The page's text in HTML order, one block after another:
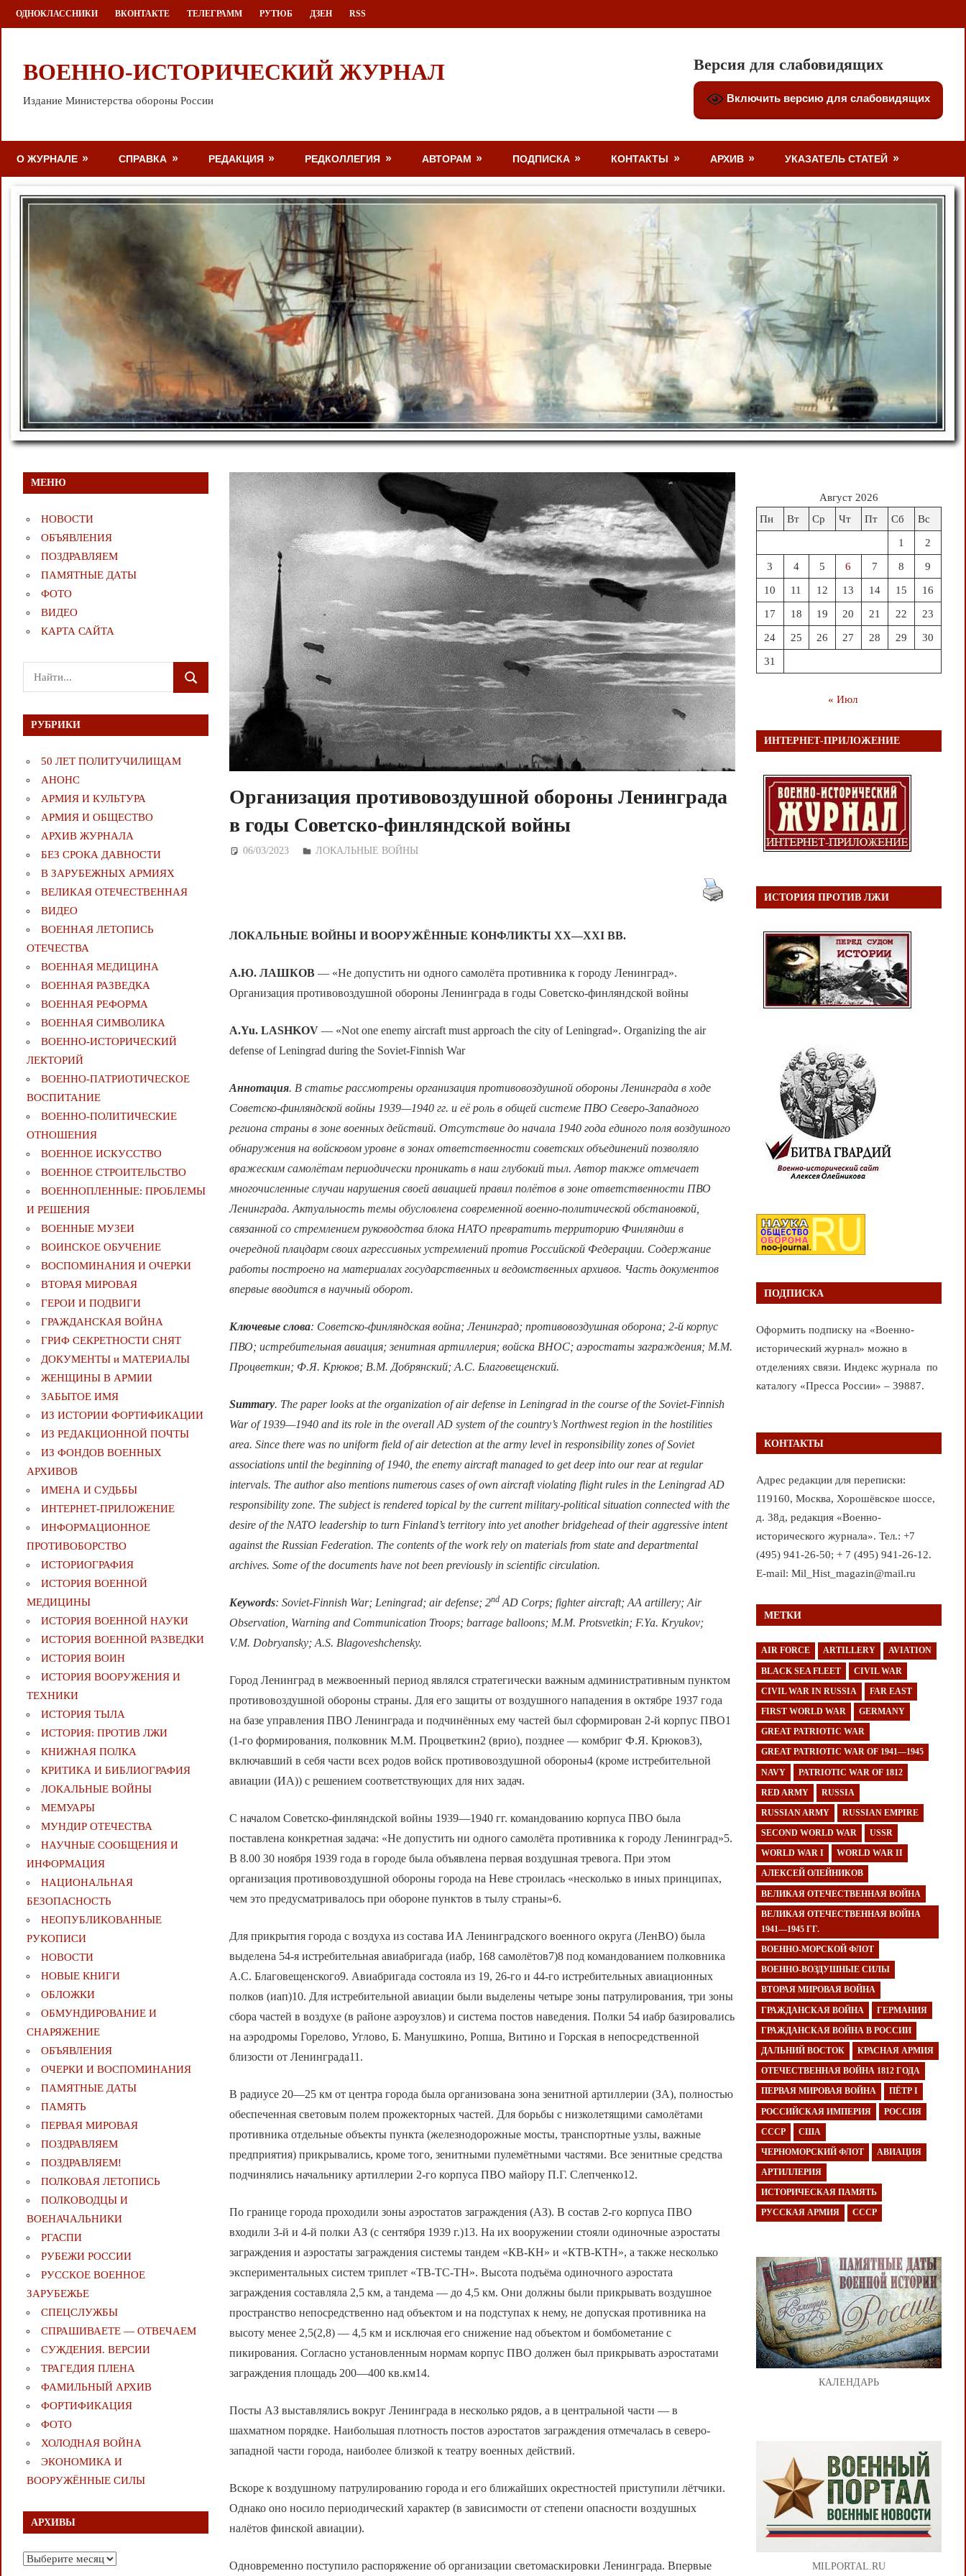
Перейти
к
ОДНОКЛАССНИКИ ВКОНТАКТЕ ТЕЛЕГРАММ РУТЮБ ДЗЕН RSS
ВОЕННО-ИСТОРИЧЕСКИЙ ЖУРНАЛ
Издание Министерства обороны России
Версия для слабовидящих
Включить версию для слабовидящих
О ЖУРНАЛЕ СПРАВКА РЕДАКЦИЯ РЕДКОЛЛЕГИЯ АВТОРАМ ПОДПИСКА КОНТАКТЫ АРХИВ УКАЗАТЕЛЬ СТАТЕЙ
Организация противовоздушной обороны Ленинграда
в годы Советско-финляндской войны
06/03/2023 Дежурный по Редакции
ЛОКАЛЬНЫЕ ВОЙНЫ
ЛОКАЛЬНЫЕ ВОЙНЫ И ВООРУЖЁННЫЕ КОНФЛИКТЫ ХХ—ХХI ВВ.
А.Ю. ЛАШКОВ — «Не допустить ни одного самолёта противника к городу Ленинград».
Организация противовоздушной обороны Ленинграда в годы Советско-финляндской войны
A.Yu. LASHKOV — «Not one enemy aircraft must approach the city of Leningrad». Organizing the air
defense of Leningrad during the Soviet-Finnish War
Аннотация. В статье рассмотрены организация противовоздушной обороны Ленинграда в ходе
Советско-финляндской войны 1939—1940 гг. и её роль в общей системе ПВО Северо-Западного
региона страны в зоне военных действий. Отсутствие до начала 1940 года единого поля воздушного
обнаружения на войсковом уровне в зонах ответственности советских объединений позволяло
вражеским самолётам периодически проникать в наш глубокий тыл. Автор также отмечает
многочисленные случаи нарушения своей авиацией правил полётов в зоне ответственности ПВО
Ленинграда. Актуальность темы обусловлена современной военно-политической обстановкой,
связанной со стремлением руководства блока НАТО превратить территорию Финляндии в
очередной плацдарм своих агрессивных устремлений против Российской Федерации. Содержание
работы построено на материалах государственных и ведомственных архивов. Часть документов
впервые вводится в научный оборот.
Ключевые слова: Советско-финляндская война; Ленинград; противовоздушная оборона; 2-й корпус
ПВО; истребительная авиация; зенитная артиллерия; войска ВНОС; аэростаты заграждения; М.М.
Процветкин; Ф.Я. Крюков; В.М. Добрянский; А.С. Благовещенский.
Summary. The paper looks at the organization of air defense in Leningrad in the course of the Soviet-Finnish
War of 1939—1940 and its role in the overall AD system of the country’s Northwest region in the hostilities
area. Since there was no uniform field of air detection at the army level in responsibility zones of Soviet
associations until the beginning of 1940, the enemy aircraft managed to get deep into our rear at regular
intervals. The author also mentions numerous cases of own aircraft violating flight rules in the Leningrad AD
responsibility zone. The subject is rendered topical by the current military-political situation connected with the
desire of the NATO leadership to turn Finland’s territory into yet another bridgehead of their aggressive intent
against the Russian Federation. The contents of the work rely on materials from state and departmental
archives. Some of the documents have not been previously in scientific circulation.
Keywords: Soviet-Finnish War; Leningrad; air defense; 2nd AD Corps; fighter aircraft; AA artillery; Air
Observation, Warning and Communication Troops; barrage balloons; M.M. Protsvetkin; F.Ya. Kryukov;
V.M. Dobryansky; A.S. Blagoveshchensky.
Город Ленинград в межвоенный период являлся стратегически важным административным пунктом
противовоздушной обороны страны. Для его защиты от воздушного нападения в октябре 1937 года
на базе управления ПВО Ленинграда и подчинённых ему частей был сформирован 2-й корпус ПВО1
(1-го формирования, полковник М.М. Процветкин2 (врио), позднее — комбриг Ф.Я. Крюков3),
включавший в себя части всех родов войск противовоздушной обороны4 (кроме истребительной
авиации (ИА)) с решением соответствующих для них задач.
С началом Советско-финляндской войны 1939—1940 гг. командованию корпуса ПВО была
поставлена конкретная задача: «Не допустить ни одного самолёта противника к городу Ленинград»5.
В 8.00 30 ноября 1939 года в городе была объявлена первая воздушная тревога. При этом
организация противовоздушной обороны города на Неве строилась «несколько в иных принципах,
чем это предусматривалось при обороне пунктов в тылу страны»6.
Для прикрытия города с воздуха из состава ИА Ленинградского военного округа (ЛенВО) была
выделена 54-я истребительная авиабригада (иабр, 168 самолётов7)8 под командованием полковника
А.С. Благовещенского9. Авиабригада состояла из 19, 26-го и 44-го истребительных авиационных
полков (иап)10. Для истребительной авиации были выделены четыре зоны патрулирования, три зоны
сбора частей в воздухе (в районе аэроузлов) и система постов наведения. Полки 54 иабр базировались
на аэродромы Горелово, Углово, Б. Манушкино, Ропша, Витино и Горская в непосредственной
близости от Ленинграда11.
В радиусе 20—25 км от центра города была организована зона зенитной артиллерии (ЗА), полностью
обеспеченная световым полем прожекторных частей. Для борьбы с низколетящими самолётами
противника отдельные объекты пункта (железнодорожные мосты, транспортные узлы, важные
предприятия) прикрывались, кроме того, зенитными пулемётными частями. Все зенитные средства
подчинялись начальнику артиллерии 2-го корпуса ПВО майору П.Г. Слепченко12.
По границе города проходили зоны аэростатов заграждения (АЗ). В состав 2-го корпуса ПВО
входили 3-й и 4-й полки АЗ (с сентября 1939 г.)13. На их вооружении стояли одиночные аэростаты
заграждения и аэростаты заграждения системы тандем «КВ-КН» и «КТВ-КТН», а также несколько
экспериментальных систем триплет «ТВ-ТС-ТН». Высота подъёма одиночного аэростата
заграждения составляла 2,5 км, а тандема — до 4,5 км. Они должны были прикрывать воздушное
пространство непосредственно над объектом и на подступах к нему, не допуская противника на
высоту менее 2,5(2,8) — 4,5 км и исключая его снижение над объектом и бомбометание с
пикирования. Согласно установленным нормам корпус ПВО должен был прикрывать аэростатами
заграждения площадь 200—400 кв.км14.
Посты АЗ выставлялись вокруг Ленинграда в несколько рядов, а в центральной части — в
шахматном порядке. Наибольшая плотность постов аэростатов заграждения отмечалась в северо-
западной части города, наиболее близкой к театру военных действий.
Вскоре к воздушному патрулированию города и его ближайших окрестностей приступили лётчики.
Однако оно носило периодический характер (в зависимости от степени опасности воздушных
налётов финской авиации).
Одновременно поступило распоряжение об организации светомаскировки Ленинграда. Впервые
МЕНЮ
НОВОСТИ
ОБЪЯВЛЕНИЯ
ПОЗДРАВЛЯЕМ
ПАМЯТНЫЕ ДАТЫ
ФОТО
ВИДЕО
КАРТА САЙТА
Поиск
для:
ПОИСК
РУБРИКИ
50 ЛЕТ ПОЛИТУЧИЛИЩАМ
АНОНС
АРМИЯ И КУЛЬТУРА
АРМИЯ И ОБЩЕСТВО
АРХИВ ЖУРНАЛА
БЕЗ СРОКА ДАВНОСТИ
В ЗАРУБЕЖНЫХ АРМИЯХ
ВЕЛИКАЯ ОТЕЧЕСТВЕННАЯ
ВИДЕО
ВОЕННАЯ ЛЕТОПИСЬ
ОТЕЧЕСТВА
ВОЕННАЯ МЕДИЦИНА
ВОЕННАЯ РАЗВЕДКА
ВОЕННАЯ РЕФОРМА
ВОЕННАЯ СИМВОЛИКА
ВОЕННО-ИСТОРИЧЕСКИЙ
ЛЕКТОРИЙ
ВОЕННО-ПАТРИОТИЧЕСКОЕ
ВОСПИТАНИЕ
ВОЕННО-ПОЛИТИЧЕСКИE
ОТНОШЕНИЯ
ВОЕННОЕ ИСКУССТВО
ВОЕННОЕ СТРОИТЕЛЬСТВО
ВОЕННОПЛЕННЫЕ: ПРОБЛЕМЫ
И РЕШЕНИЯ
ВОЕННЫЕ МУЗЕИ
ВОИНСКОЕ ОБУЧЕНИЕ
ВОСПОМИНАНИЯ И ОЧЕРКИ
ВТОРАЯ МИРОВАЯ
ГЕРОИ И ПОДВИГИ
ГРАЖДАНСКАЯ ВОЙНА
ГРИФ СЕКРЕТНОСТИ СНЯТ
ДОКУМЕНТЫ и МАТЕРИАЛЫ
ЖЕНЩИНЫ В АРМИИ
ЗАБЫТОЕ ИМЯ
ИЗ ИСТОРИИ ФОРТИФИКАЦИИ
ИЗ РЕДАКЦИОННОЙ ПОЧТЫ
ИЗ ФОНДОВ ВОЕННЫХ
АРХИВОВ
ИМЕНА И СУДЬБЫ
ИНТЕРНЕТ-ПРИЛОЖЕНИЕ
ИНФОРМАЦИОННОЕ
ПРОТИВОБОРСТВО
ИСТОРИОГРАФИЯ
ИСТОРИЯ ВОЕННОЙ
МЕДИЦИНЫ
ИСТОРИЯ ВОЕННОЙ НАУКИ
ИСТОРИЯ ВОЕННОЙ РАЗВЕДКИ
ИСТОРИЯ ВОИН
ИСТОРИЯ ВООРУЖЕНИЯ И
ТЕХНИКИ
ИСТОРИЯ ТЫЛА
ИСТОРИЯ: ПРОТИВ ЛЖИ
КНИЖНАЯ ПОЛКА
КРИТИКА И БИБЛИОГРАФИЯ
ЛОКАЛЬНЫЕ ВОЙНЫ
МЕМУАРЫ
МУНДИР ОТЕЧЕСТВА
НАУЧНЫЕ СООБЩЕНИЯ И
ИНФОРМАЦИЯ
НАЦИОНАЛЬНАЯ
БЕЗОПАСНОСТЬ
НЕОПУБЛИКОВАННЫЕ
РУКОПИСИ
НОВОСТИ
НОВЫЕ КНИГИ
ОБЛОЖКИ
ОБМУНДИРОВАНИЕ И
СНАРЯЖЕНИЕ
ОБЪЯВЛЕНИЯ
ОЧЕРКИ И ВОСПОМИНАНИЯ
ПАМЯТНЫЕ ДАТЫ
ПАМЯТЬ
ПЕРВАЯ МИРОВАЯ
ПОЗДРАВЛЯЕМ
ПОЗДРАВЛЯЕМ!
ПОЛКОВАЯ ЛЕТОПИСЬ
ПОЛКОВОДЦЫ И
ВОЕНАЧАЛЬНИКИ
РГАСПИ
РУБЕЖИ РОССИИ
РУССКОЕ ВОЕННОЕ
ЗАРУБЕЖЬЕ
СПЕЦСЛУЖБЫ
СПРАШИВАЕТЕ — ОТВЕЧАЕМ
СУЖДЕНИЯ. ВЕРСИИ
ТРАГЕДИЯ ПЛЕНА
ФАМИЛЬНЫЙ АРХИВ
ФОРТИФИКАЦИЯ
ФОТО
ХОЛОДНАЯ ВОЙНА
ЭКОНОМИКА И
ВООРУЖЁННЫЕ СИЛЫ
АРХИВЫ
Архивы
Август 2026
Пн
Вт Ср Чт Пт Сб Вс
1 2
3 4 5 6 7 8 9
10 11 12 13 14 15 16
17 18 19 20 21 22 23
24 25 26 27 28 29 30
31
« Июл
ИНТЕРНЕТ-ПРИЛОЖЕНИЕ
ИСТОРИЯ ПРОТИВ ЛЖИ
ПОДПИСКА
Оформить подписку на «Военно-
исторический журнал» можно в
отделениях связи. Индекс журнала по
каталогу «Пресса России» – 39887.
КОНТАКТЫ
Адрес редакции для переписки:
119160, Москва, Хорошёвское шоссе,
д. 38д, редакция «Военно-
исторического журнала». Тел.: +7
(495) 941-26-50; + 7 (495) 941-26-12.
E-mail: Mil_Hist_magazin@mail.ru
МЕТКИ
AIR FORCE ARTILLERY AVIATION
BLACK SEA FLEET CIVIL WAR
CIVIL WAR IN RUSSIA FAR EAST
FIRST WORLD WAR GERMANY
GREAT PATRIOTIC WAR
GREAT PATRIOTIC WAR OF 1941—1945
NAVY PATRIOTIC WAR OF 1812
RED ARMY RUSSIA
RUSSIAN ARMY RUSSIAN EMPIRE
SECOND WORLD WAR USSR
WORLD WAR I WORLD WAR II
АЛЕКСЕЙ ОЛЕЙНИКОВ
ВЕЛИКАЯ ОТЕЧЕСТВЕННАЯ ВОЙНА
ВЕЛИКАЯ ОТЕЧЕСТВЕННАЯ ВОЙНА
1941—1945 ГГ.
ВОЕННО-МОРСКОЙ ФЛОТ
ВОЕННО-ВОЗДУШНЫЕ СИЛЫ
ВТОРАЯ МИРОВАЯ ВОЙНА
ГРАЖДАНСКАЯ ВОЙНА ГЕРМАНИЯ
ГРАЖДАНСКАЯ ВОЙНА В РОССИИ
ДАЛЬНИЙ ВОСТОК КРАСНАЯ АРМИЯ
ОТЕЧЕСТВЕННАЯ ВОЙНА 1812 ГОДА
ПЕРВАЯ МИРОВАЯ ВОЙНА ПЁТР I
РОССИЙСКАЯ ИМПЕРИЯ РОССИЯ
СССР США
ЧЕРНОМОРСКИЙ ФЛОТ АВИАЦИЯ
АРТИЛЛЕРИЯ
ИСТОРИЧЕСКАЯ ПАМЯТЬ
РУССКАЯ АРМИЯ СССР
КАЛЕНДАРЬ
MILPORTAL.RU